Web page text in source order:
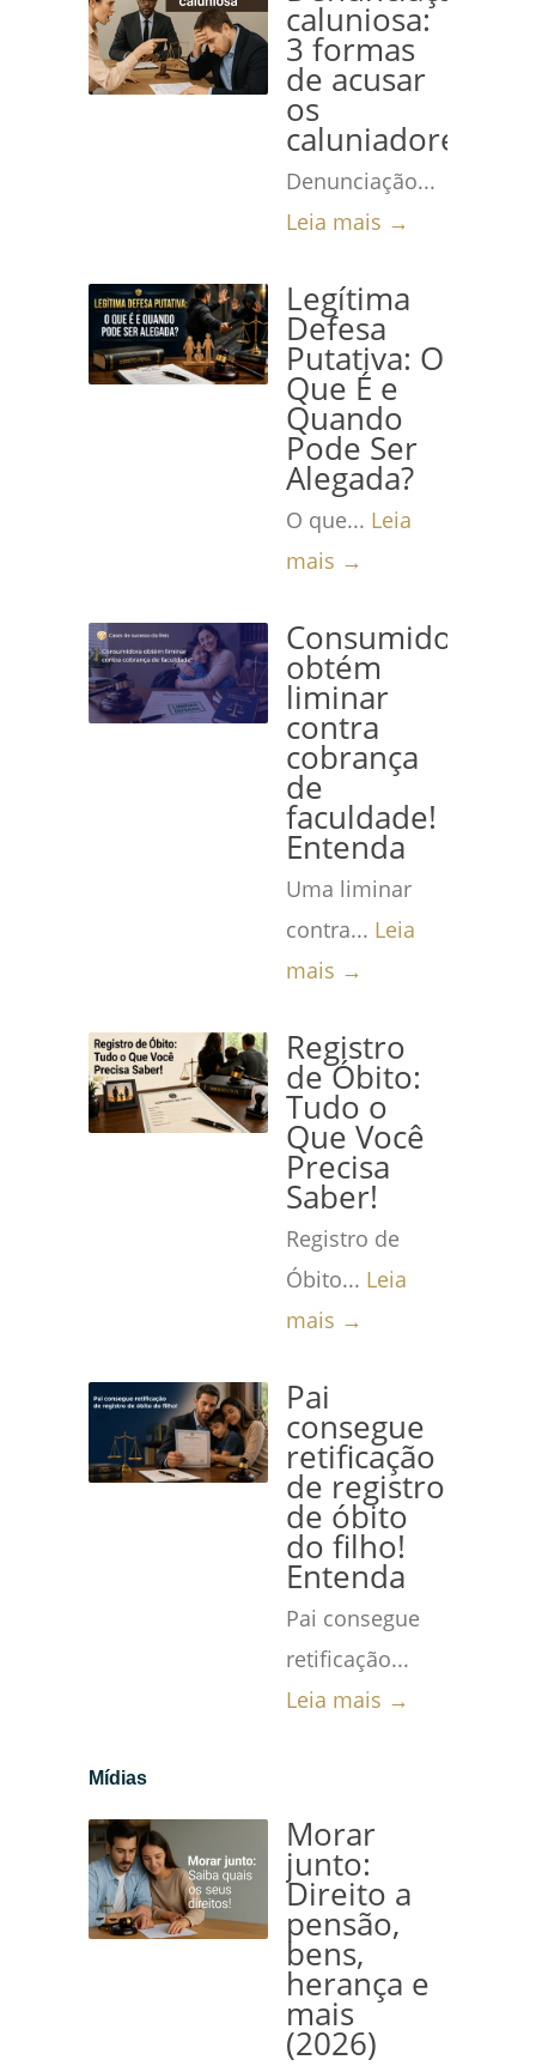
caluniosa:
3 formas
de acusar
os
caluniadores
Denunciação...
Leia mais →
Legítima
Defesa
Putativa: O
Que É e
Quando
Pode Ser
Alegada?
O que... Leia
mais →
Consumidora
obtém
liminar
contra
cobrança
de
faculdade!
Entenda
Uma liminar
contra... Leia
mais →
Registro
de Óbito:
Tudo o
Que Você
Precisa
Saber!
Registro de
Óbito... Leia
mais →
Pai
consegue
retificação
de registro
de óbito
do filho!
Entenda
Pai consegue
retificação...
Leia mais →
Mídias
Morar
junto:
Direito a
pensão,
bens,
herança e
mais
(2026)